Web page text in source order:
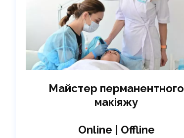
Майстер перманентного
макіяжу
Online | Offline